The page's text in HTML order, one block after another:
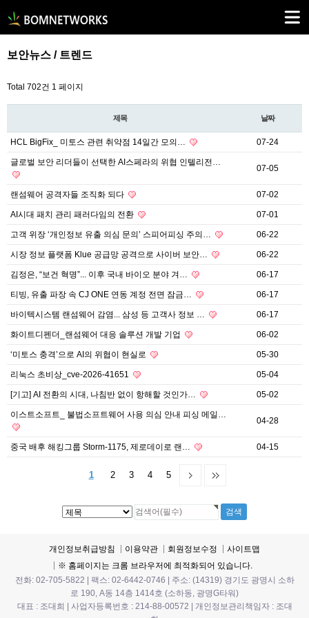
보안뉴스 / 트렌드
Total 702건 1 페이지
제목 날짜
HCL BigFix_ 미토스 관련 취약점 14일간 모의… 07-24
글로벌 보안 리더들이 선택한 AI스페라의 위협 인텔리전…
07-05
랜섬웨어 공격자들 조직화 되다 07-02
AI시대 패치 관리 패러다임의 전환 07-01
고객 위장 ‘개인정보 유출 의심 문의’ 스피어피싱 주의… 06-22
시장 정보 플랫폼 Klue 공급망 공격으로 사이버 보안… 06-22
김정은, “보건 혁명”... 이후 국내 바이오 분야 겨… 06-17
티빙, 유출 파장 속 CJ ONE 연동 계정 전면 잠금… 06-17
바이텍시스템 랜섬웨어 감염... 삼성 등 고객사 정보 … 06-17
화이트디펜더_랜섬웨어 대응 솔루션 개발 기업 06-02
‘미토스 충격’으로 AI의 위협이 현실로 05-30
리눅스 초비상_cve-2026-41651 05-04
[기고] AI 전환의 시대, 나침반 없이 항해할 것인가… 05-02
이스트소프트_ 불법소프트웨어 사용 의심 안내 피싱 메일…
04-28
중국 배후 해킹그룹 Storm-1175, 제로데이로 랜… 04-15
1 2 3 4 5
개인정보취급방침 이용약관 회원정보수정
사이트맵
※ 홈페이지는 크롬 브라우저에 최적화되어 있습니다.
전화: 02-705-5822 | 팩스: 02-6442-0746 | 주소: (14319) 경기도 광명시 소하
로 190, A동 14층 1414호 (소하동, 광명G타워)
대표 : 조대희 | 사업자등록번호 : 214-88-00572 | 개인정보관리책임자 : 조대